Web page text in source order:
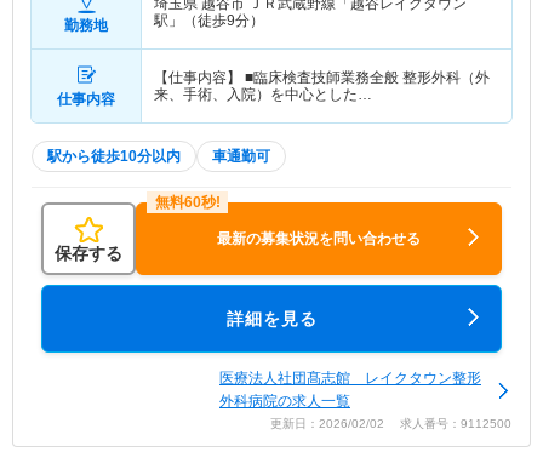
勤務地
埼玉県 越谷市 ＪＲ武蔵野線「越谷レイクタウン
駅」（徒歩9分）
仕事内容
【仕事内容】 ■臨床検査技師業務全般 整形外科（外
来、手術、入院）を中心とした…
駅から徒歩10分以内 車通勤可
保存する
最新の募集状況を問い合わせる
詳細を見る
医療法人社団髙志館 レイクタウン整形
外科病院の求人一覧
更新日：2026/02/02 求人番号：9112500